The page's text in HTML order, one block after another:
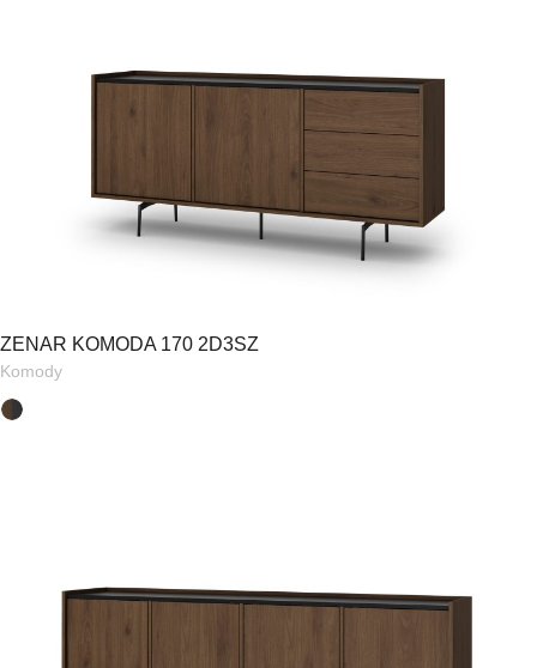
ZENAR KOMODA 170 2D3SZ
Komody